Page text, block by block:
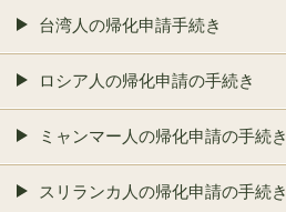
台湾人の帰化申請手続き
ロシア人の帰化申請の手続き
ミャンマー人の帰化申請の手続き
スリランカ人の帰化申請の手続き